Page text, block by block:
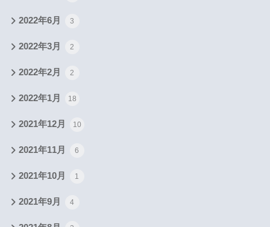
2022年6月 3
2022年3月 2
2022年2月 2
2022年1月 18
2021年12月 10
2021年11月 6
2021年10月 1
2021年9月 4